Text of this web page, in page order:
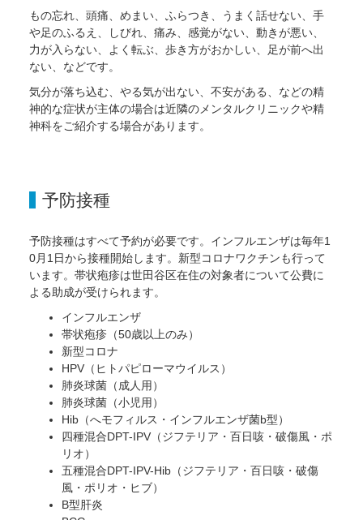
もの忘れ、頭痛、めまい、ふらつき、うまく話せない、手
や足のふるえ、しびれ、痛み、感覚がない、動きが悪い、
力が入らない、よく転ぶ、歩き方がおかしい、足が前へ出
ない、などです。
気分が落ち込む、やる気が出ない、不安がある、などの精
神的な症状が主体の場合は近隣のメンタルクリニックや精
神科をご紹介する場合があります。
予防接種
予防接種はすべて予約が必要です。インフルエンザは毎年1
0月1日から接種開始します。新型コロナワクチンも行って
います。帯状疱疹は世田谷区在住の対象者について公費に
よる助成が受けられます。
インフルエンザ
帯状疱疹（50歳以上のみ）
新型コロナ
HPV（ヒトパピローマウイルス）
肺炎球菌（成人用）
肺炎球菌（小児用）
Hib（へモフィルス・インフルエンザ菌b型）
四種混合DPT-IPV（ジフテリア・百日咳・破傷風・ポ
リオ）
五種混合DPT-IPV-Hib（ジフテリア・百日咳・破傷
風・ポリオ・ヒブ）
B型肝炎